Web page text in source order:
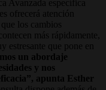
Avanzada específica
ofrecerá atención
los cambios
más rápidamente,
estresante que pone en
un abordaje
y nos
apunta Esther